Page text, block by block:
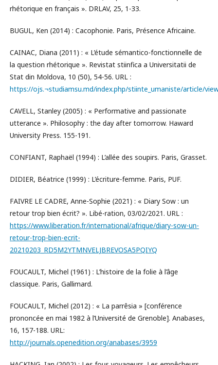
rhétorique en français ». DRLAV, 25, 1-33.
BUGUL, Ken (2014) : Cacophonie. Paris, Présence Africaine.
CAINAC, Diana (2011) : « L’étude sémantico-fonctionnelle de
la question rhétorique ». Revistat stiinfica a Universitatii de
Stat din Moldova, 10 (50), 54-56. URL :
https://ojs.¬studiamsu.md/index.php/stiinte_umaniste/article/
CAVELL, Stanley (2005) : « Performative and passionate
utterance ». Philosophy : the day after tomorrow. Haward
University Press. 155-191.
CONFIANT, Raphaël (1994) : L’allée des soupirs. Paris, Grasset.
DIDIER, Béatrice (1999) : L’écriture-femme. Paris, PUF.
FAIVRE LE CADRE, Anne-Sophie (2021) : « Diary Sow : un
retour trop bien écrit? ». Libé-ration, 03/02/2021. URL :
https://www.liberation.fr/international/afrique/diary-sow-un-
retour-trop-bien-ecrit-
20210203_RD5M2YTMNVELJBREVOSA5PQIYQ
FOUCAULT, Michel (1961) : L’histoire de la folie à l’âge
classique. Paris, Gallimard.
FOUCAULT, Michel (2012) : « La parrêsia » [conférence
prononcée en mai 1982 à l’Université de Grenoble]. Anabases,
16, 157-188. URL:
http://journals.openedition.org/anabases/3959